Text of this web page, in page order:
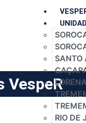
SANTO
RIO DE
VespeR